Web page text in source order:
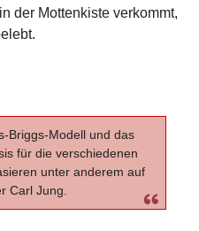
der Mottenkiste verkommt,
Briggs-Modell und das
für die verschiedenen
unter anderem auf
Carl Jung.